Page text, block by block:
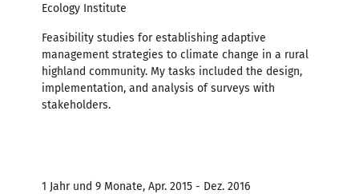
Ecology Institute
Feasibility studies for establishing adaptive
management strategies to climate change in a rural
highland community. My tasks included the design,
implementation, and analysis of surveys with
stakeholders.
1 Jahr und 9 Monate, Apr. 2015 - Dez. 2016